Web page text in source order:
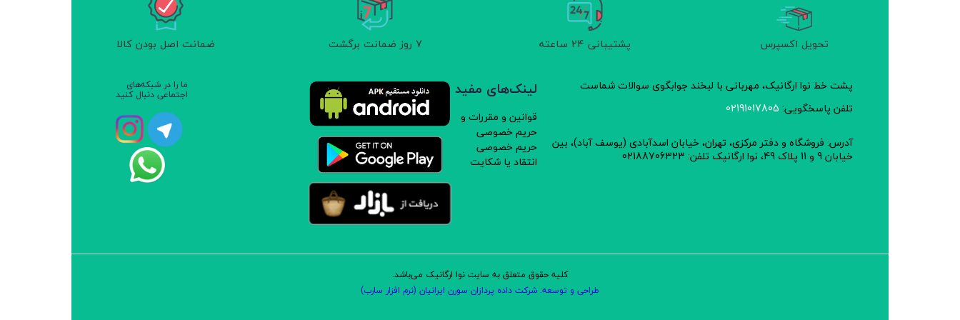
تحویل اکسپرس پشتیبانی 24 ساعته 7 روز ضمانت برگشت ضمانت اصل بودن کالا
پشت خط نوا ارگانیک، مهربانی با لبخند جوابگوی سوالات شماست
تلفن پاسخگویی: 02191017805
آدرس: فروشگاه و دفتر مرکزی، تهران، خیابان اسدآبادی (یوسف آباد)، بین
خیابان 9 و 11 پلاک 49، نوا ارگانیک تلفن: 02188706323
لینک‌های مفید
قوانین و مقررات و
حریم خصوصی
حریم خصوصی
انتقاد یا شکایت
ما را در شبکه‌های
اجتماعی دنبال کنید
کلیه حقوق متعلق به سایت نوا ارگانیک می‌باشد.
طراحی و توسعه: شرکت داده پردازان سورن ایرانیان (نرم افزار سارب)